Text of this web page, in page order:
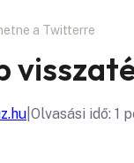
a Twitterre
Olvasási idő: 1